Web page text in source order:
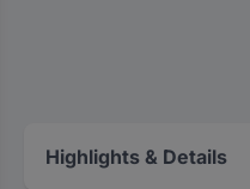
Highlights & Details